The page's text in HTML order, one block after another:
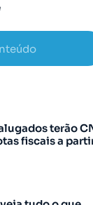
terão
fiscais a